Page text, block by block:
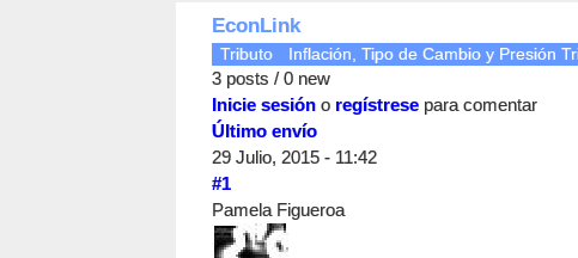
EconLink
Tributo Inflación, Tipo de Cambio y Presión
3 posts / 0 new
Inicie sesión o regístrese para comentar
Último envío
29 Julio, 2015 - 11:42
#1
Pamela Figueroa